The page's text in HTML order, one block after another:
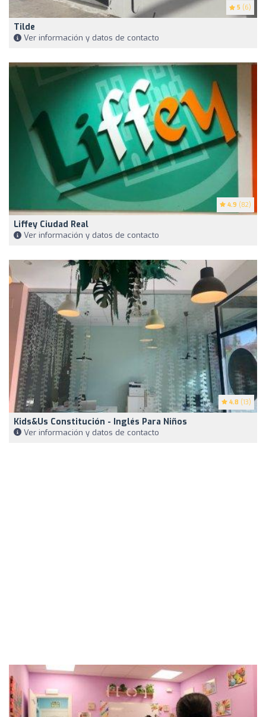
5 (6)
Tilde
Ver información y datos de contacto
4.9 (82)
Liffey Ciudad Real
Ver información y datos de contacto
4.8 (13)
Kids&Us Constitución - Inglés Para Niños
Ver información y datos de contacto